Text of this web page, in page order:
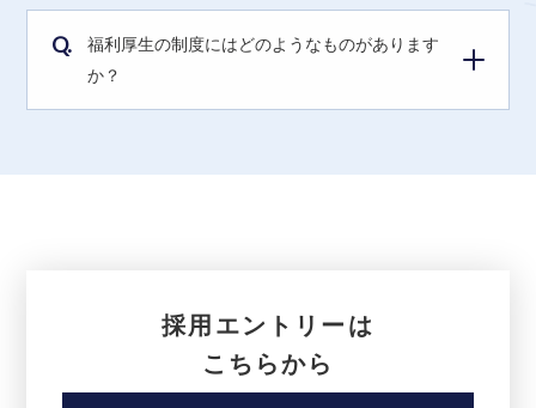
Q.
福利厚生の制度にはどのようなものがあります
か？
採用エントリーは
こちらから